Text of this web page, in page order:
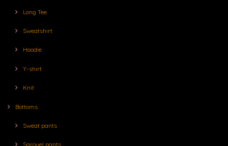
Long Tee
Sweatshirt
Hoodie
Y-shirt
Knit
Bottoms
Sweat pants
Sarouel pants